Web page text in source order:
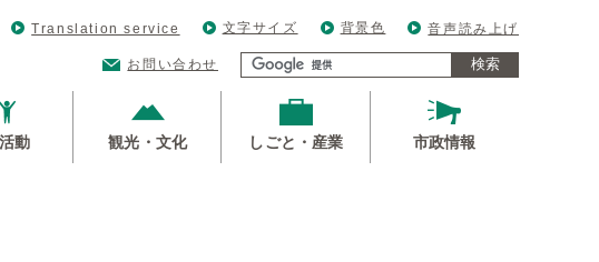
Translation service 文字サイズ 背景色 音声読み上げ
お問い合わせ 検索
動 観光・文化 しごと・産業 市政情報